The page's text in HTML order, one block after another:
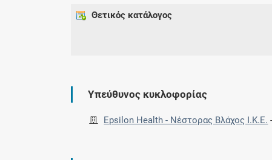
Θετικός κατάλογος
Υπεύθυνος κυκλοφορίας
Epsilon Health - Νέστορας Βλάχος Ι.Κ.Ε. -